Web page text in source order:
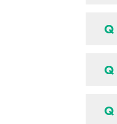
A
Q
A
Q
A
Q